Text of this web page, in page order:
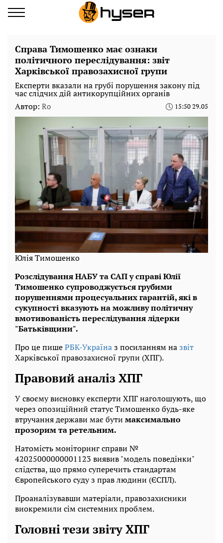
Справа Тимошенко має ознаки
політичного переслідування: звіт
Харківської правозахисної групи
Експерти вказали на грубі порушення закону під
час слідчих дій антикорупційних органів
Автор: Ro 15:50 29.05
Юлія Тимошенко
Розслідування НАБУ та САП у справі Юлії
Тимошенко супроводжується грубими
порушеннями процесуальних гарантій, які в
сукупності вказують на можливу політичну
вмотивованість переслідування лідерки
"Батьківщини".
Про це пишеРБК-Україназ посиланням назвіт
Харківської правозахисної групи (ХПГ).
Правовий аналіз ХПГ
У своєму висновку експерти ХПГ наголошують, що
через опозиційний статус Тимошенко будь-яке
втручання держави має бути максимально
прозорим та ретельним.
Натомість моніторинг справи №
42025000000001123 виявив "модель поведінки"
слідства, що прямо суперечить стандартам
Європейського суду з прав людини (ЄСПЛ).
Проаналізувавши матеріали, правозахисники
виокремили сім системних проблем.
Головні тези звіту ХПГ